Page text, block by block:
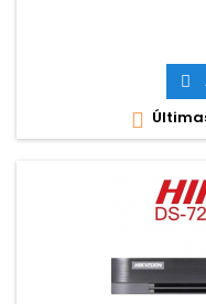

